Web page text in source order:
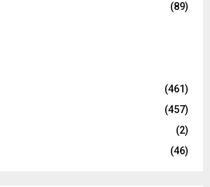
(89)
(461)
(457)
(2)
(46)